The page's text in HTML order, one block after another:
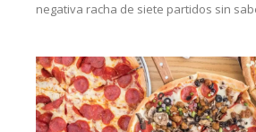
negativa racha de siete partidos sin